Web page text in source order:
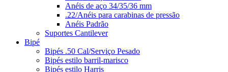
Anéis de aço 34/35/36 mm
.22/Anéis para carabinas de pressão
Anéis Padrão
Suportes Cantilever
Bipé
Bipés .50 Cal/Serviço Pesado
Bipés estilo barril-marisco
Bipés estilo Harris